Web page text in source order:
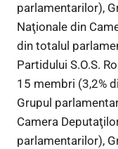
parlamentarilor),
Naţionale din
din totalul
Partidului S.O.S.
15 membri (3,2%
Grupul
Camera
parlamentarilor),